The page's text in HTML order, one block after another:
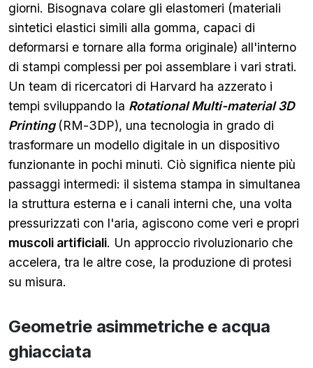
giorni. Bisognava colare gli elastomeri (materiali
sintetici elastici simili alla gomma, capaci di
deformarsi e tornare alla forma originale) all'interno
di stampi complessi per poi assemblare i vari strati.
Un team di ricercatori di Harvard ha azzerato i
tempi sviluppando la Rotational Multi-material 3D
Printing(RM-3DP), una tecnologia in grado di
trasformare un modello digitale in un dispositivo
funzionante in pochi minuti. Ciò significa niente più
passaggi intermedi: il sistema stampa in simultanea
la struttura esterna e i canali interni che, una volta
pressurizzati con l'aria, agiscono come veri e propri
muscoli artificiali. Un approccio rivoluzionario che
accelera, tra le altre cose, la produzione di protesi
su misura.
Geometrie asimmetriche e acqua
ghiacciata